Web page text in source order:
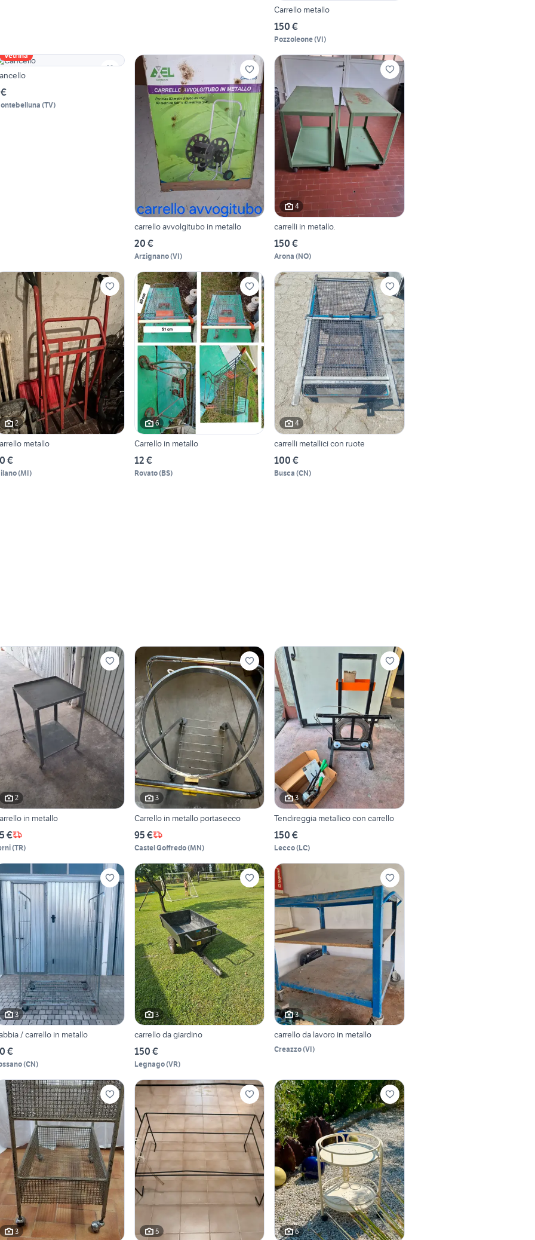
Carrello metallo
150 €
Pozzoleone(VI)
Vetrina
(TV)
carrello avvolgitubo in metallo
20 €
Arzignano(VI)
4
carrelli in metallo.
150 €
Arona (NO)
2
metallo
€
(MI)
6
Carrello in metallo
12 €
Rovato(BS)
4
carrelli metallici con ruote
100 €
Busca (CN)
2
in metallo
€
(TR)
3
Carrello in metallo portasecco
95 €
Castel Goffredo(MN)
3
Tendireggia metallico con carrello
150 €
Lecco(LC)
3
/ carrello in metallo
€
(CN)
3
carrello da giardino
150 €
Legnago(VR)
3
carrello da lavoro in metallo
Creazzo(VI)
3 5 6